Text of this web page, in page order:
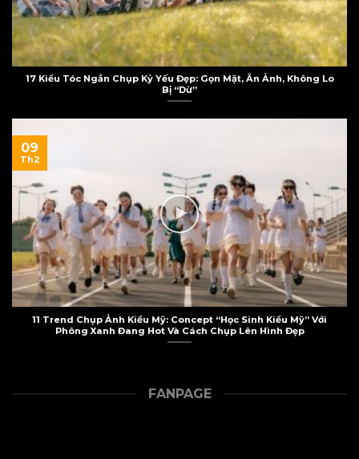
17 Kiểu Tóc Ngắn Chụp Kỷ Yếu Đẹp: Gọn Mặt, Ăn Ảnh, Không Lo
Bị “Dừ”
11 Trend Chụp Ảnh Kiểu Mỹ: Concept “Học Sinh Kiểu Mỹ” Với
Phông Xanh Đang Hot Và Cách Chụp Lên Hình Đẹp
09
Th2
FANPAGE